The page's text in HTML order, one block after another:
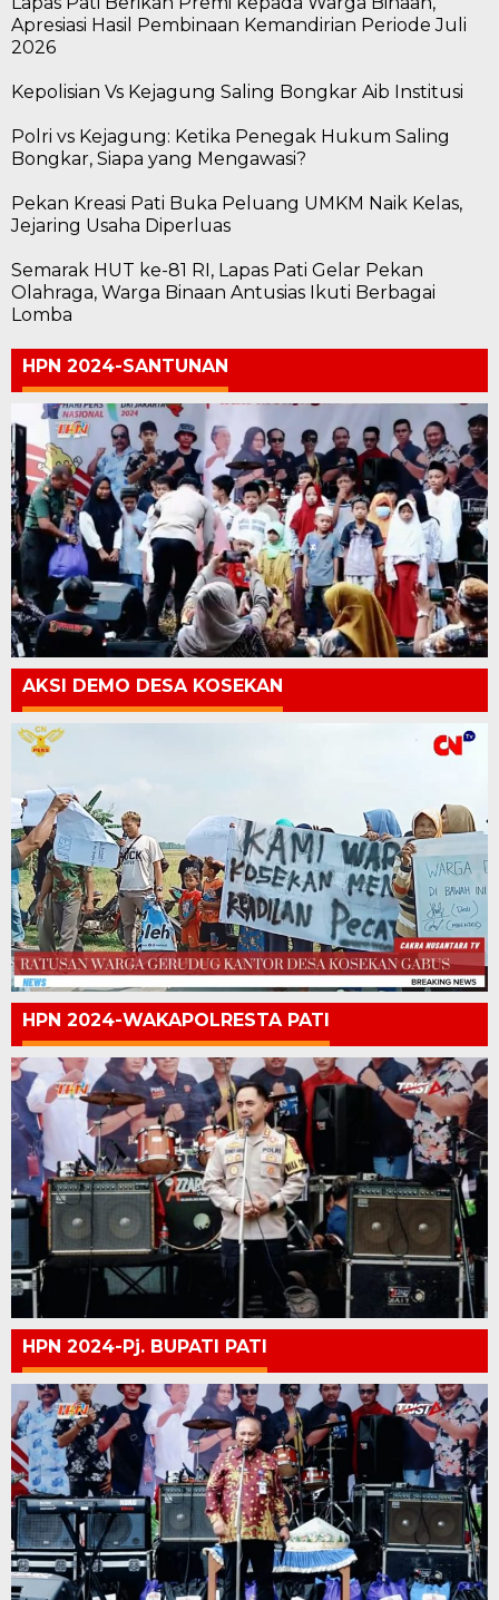
Apresiasi Hasil Pembinaan Kemandirian Periode Juli
2026
Kepolisian Vs Kejagung Saling Bongkar Aib Institusi
Polri vs Kejagung: Ketika Penegak Hukum Saling
Bongkar, Siapa yang Mengawasi?
Pekan Kreasi Pati Buka Peluang UMKM Naik Kelas,
Jejaring Usaha Diperluas
Semarak HUT ke-81 RI, Lapas Pati Gelar Pekan
Olahraga, Warga Binaan Antusias Ikuti Berbagai
Lomba
HPN 2024-SANTUNAN
AKSI DEMO DESA KOSEKAN
HPN 2024-WAKAPOLRESTA PATI
HPN 2024-Pj. BUPATI PATI